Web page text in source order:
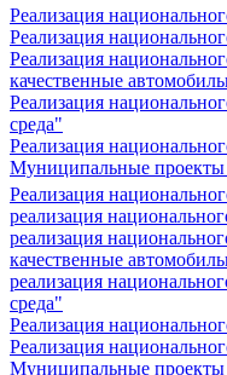
Реализация
Реализация
Реализация
качественные
Реализация
среда"
Реализация
Муниципальные проекты
Реализация
реализация
реализация
качественные
реализация
среда"
Реализация
Реализация
Муниципальные проекты